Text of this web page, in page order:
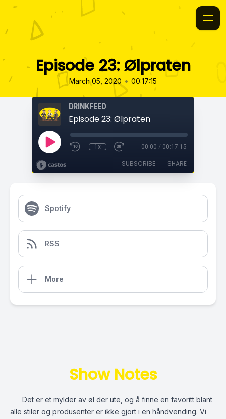
Episode 23: Ølpraten
March 05, 2020 • 00:17:15
DRINKFEED
Episode 23: Ølpraten
1x 00:00 / 00:17:15
SUBSCRIBE SHARE
Spotify
RSS
More
Show Notes
Det er et mylder av øl der ute, og å finne en favoritt blant
alle stiler og produsenter er ikke gjort i en håndvending. Vi